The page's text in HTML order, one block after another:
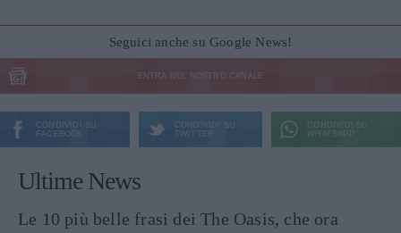
Seguici anche su Google News!
ENTRA NEL NOSTRO CANALE
CONDIVIDI SU
FACEBOOK
CONDIVIDI SU
TWITTER
CONDIVIDI SU
WHATSAPP
Ultime News
Le 10 più belle frasi dei The Oasis, che ora